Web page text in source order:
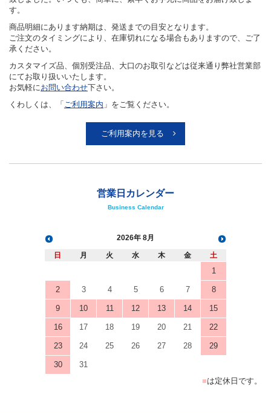
す。
商品明細にあります納期は、発送までの目安となります。
ご注文のタイミングにより、在庫切れになる場合もありますので、ご了
承ください。
カスタマイズ品、個別受注品、大口のお取引などは従来通り弊社営業部
にてお取り扱いいたします。
お気軽にお問い合わせ下さい。
くわしくは、「 ご利用案内 」をご覧ください。
ご利用案内を見る
営業日カレンダー
Business Calendar
2026 8月
日 月 火 水 木 金 土
1
2 3 4 5 6 7 8
9 10 11 12 13 14 15
16 17 18 19 20 21 22
23 24 25 26 27 28 29
30
31
■は定休日です。